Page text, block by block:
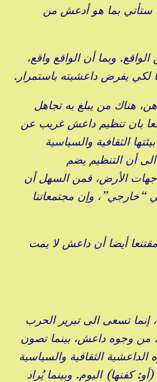
ستأتي بما هو أدعش من
وبما أن الواقع واقع،
يفرض داعشيته باستمرار.
هناك من يبلغ به تجاهل
بان تنظيم داعش غريب عن
الثقافية والسياسية
الى أن التنظيم يضم
الأرض، فمن السهل أن
“خارجي”، وإن مجتمعاتنا
أيضا أن داعش لا يمت
إنما تسعى الى تبرير الحرب
من وجوه داعش، بينما تصون
الثقافية والسياسية
كفنها) اليوم. وبينما يُراد